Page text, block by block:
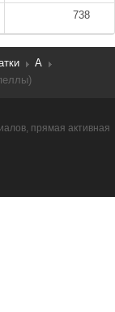
738
A
прямая активная